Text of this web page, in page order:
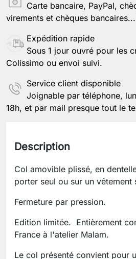
Carte bancaire, PayPal,
virements et chèques bancaires...
Expédition rapide
Sous 1 jour ouvré pour les
Colissimo ou envoi suivi.
Service client disponible
Joignable par téléphone,
18h, et par mail presque tout le
Description
Col amovible plissé, en
porter seul ou sur un vêtement
Fermeture par pression.
Edition limitée. Entièrement
France à l'atelier Malam.
Le col présenté convient pour